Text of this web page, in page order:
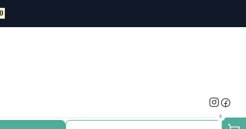
0
Stipa
Ornamental